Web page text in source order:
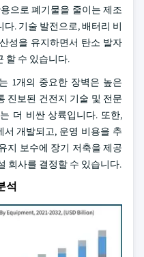
으로 폐기물을 줄이는 제조
. 기술 발전으로, 배터리 비
성을 유지하면서 탄소 발자
할 수 있습니다.
1개의 중요한 장벽은 높은
진보된 건전지 기술 및 전문
더 비싼 상륙입니다. 또한,
개발되고, 운영 비용을 추
지 보수에 장기 저축을 제공
회사를 결정할 수 있습니다.
석